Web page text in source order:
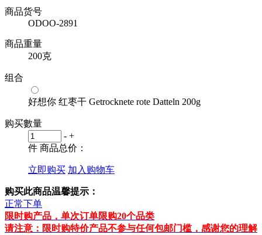
商品货号
ODOO-2891
商品重量
200克
组合
好想你 红枣干 Getrocknete rote Datteln 200g
购买數量
- +
件 商品总价：
立即购买 加入购物车
购买此商品温馨提示：
正常下单
限时购产品，单次订单限购20个品类
请注意：限时购特价产品不参与任何包邮门槛，感谢您的理解